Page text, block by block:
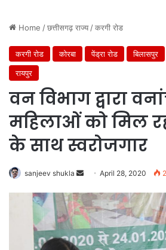
Home /छत्तीसगढ़ राज्य/करगी रोड
करगी रोड कोरबा पेंड्रा रोड बिलासपुर
रायपुर
वन विभाग द्वारा
महिलाओं को मिल
के साथ स्वरोजगार
sanjeev shukla
Send
email
April 28, 2020